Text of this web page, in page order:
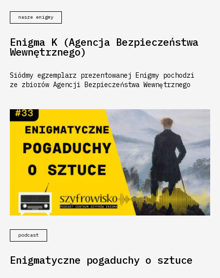
nasze enigmy
Enigma K (Agencja Bezpieczeństwa
Wewnętrznego)
Siódmy egzemplarz prezentowanej Enigmy pochodzi
ze zbiorów Agencji Bezpieczeństwa Wewnętrznego
podcast
Enigmatyczne pogaduchy o sztuce